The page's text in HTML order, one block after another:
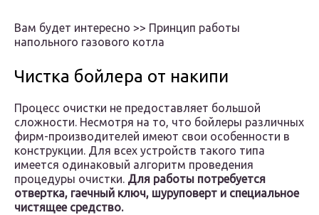
Вам будет интересно >> Принцип работы
напольного газового котла
Чистка бойлера от накипи
Процесс очистки не предоставляет большой
сложности. Несмотря на то, что бойлеры различных
фирм-производителей имеют свои особенности в
конструкции. Для всех устройств такого типа
имеется одинаковый алгоритм проведения
процедуры очистки. Для работы потребуется
отвертка, гаечный ключ, шуруповерт и специальное
чистящее средство.